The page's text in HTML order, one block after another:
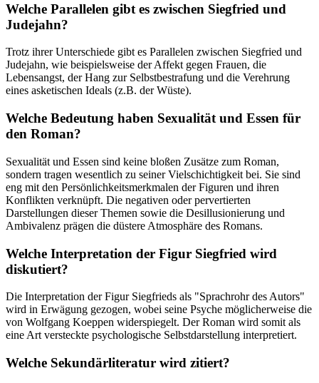
Welche Parallelen gibt es zwischen Siegfried und
Judejahn?
Trotz ihrer Unterschiede gibt es Parallelen zwischen Siegfried und
Judejahn, wie beispielsweise der Affekt gegen Frauen, die
Lebensangst, der Hang zur Selbstbestrafung und die Verehrung
eines asketischen Ideals (z.B. der Wüste).
Welche Bedeutung haben Sexualität und Essen für
den Roman?
Sexualität und Essen sind keine bloßen Zusätze zum Roman,
sondern tragen wesentlich zu seiner Vielschichtigkeit bei. Sie sind
eng mit den Persönlichkeitsmerkmalen der Figuren und ihren
Konflikten verknüpft. Die negativen oder pervertierten
Darstellungen dieser Themen sowie die Desillusionierung und
Ambivalenz prägen die düstere Atmosphäre des Romans.
Welche Interpretation der Figur Siegfried wird
diskutiert?
Die Interpretation der Figur Siegfrieds als "Sprachrohr des Autors"
wird in Erwägung gezogen, wobei seine Psyche möglicherweise die
von Wolfgang Koeppen widerspiegelt. Der Roman wird somit als
eine Art versteckte psychologische Selbstdarstellung interpretiert.
Welche Sekundärliteratur wird zitiert?